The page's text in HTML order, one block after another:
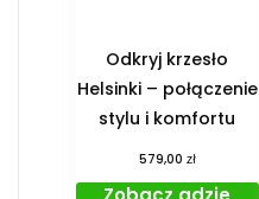
Odkryj krzesło
Helsinki – połączenie
stylu i komfortu
579,00 zł